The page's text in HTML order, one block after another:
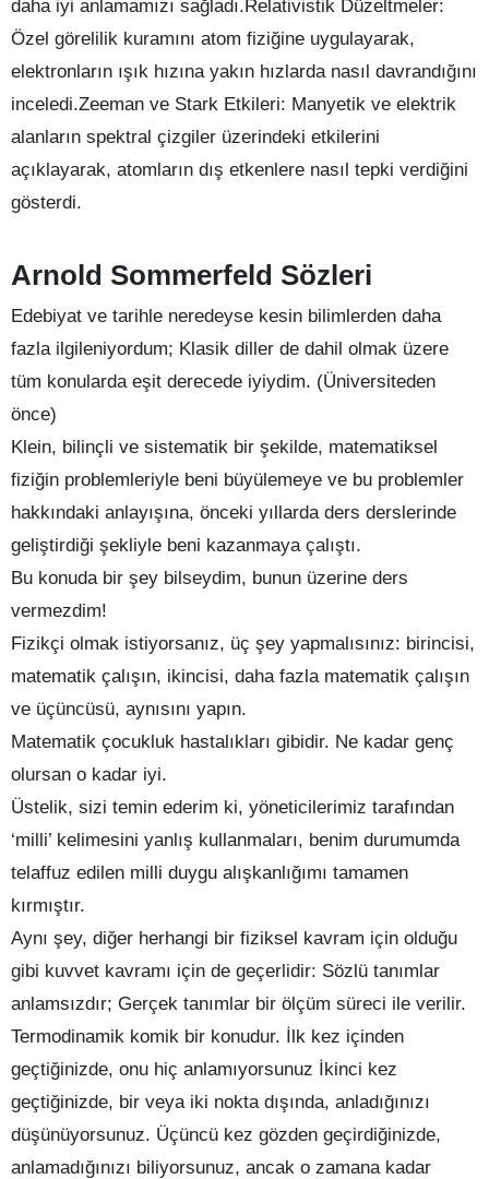
daha iyi anlamamızı sağladı.Relativistik Düzeltmeler:
Özel görelilik kuramını atom fiziğine uygulayarak,
elektronların ışık hızına yakın hızlarda nasıl davrandığını
inceledi.Zeeman ve Stark Etkileri: Manyetik ve elektrik
alanların spektral çizgiler üzerindeki etkilerini
açıklayarak, atomların dış etkenlere nasıl tepki verdiğini
gösterdi.
Arnold Sommerfeld Sözleri
Edebiyat ve tarihle neredeyse kesin bilimlerden daha
fazla ilgileniyordum; Klasik diller de dahil olmak üzere
tüm konularda eşit derecede iyiydim. (Üniversiteden
önce)
Klein, bilinçli ve sistematik bir şekilde, matematiksel
fiziğin problemleriyle beni büyülemeye ve bu problemler
hakkındaki anlayışına, önceki yıllarda ders derslerinde
geliştirdiği şekliyle beni kazanmaya çalıştı.
Bu konuda bir şey bilseydim, bunun üzerine ders
vermezdim!
Fizikçi olmak istiyorsanız, üç şey yapmalısınız: birincisi,
matematik çalışın, ikincisi, daha fazla matematik çalışın
ve üçüncüsü, aynısını yapın.
Matematik çocukluk hastalıkları gibidir. Ne kadar genç
olursan o kadar iyi.
Üstelik, sizi temin ederim ki, yöneticilerimiz tarafından
‘milli’ kelimesini yanlış kullanmaları, benim durumumda
telaffuz edilen milli duygu alışkanlığımı tamamen
kırmıştır.
Aynı şey, diğer herhangi bir fiziksel kavram için olduğu
gibi kuvvet kavramı için de geçerlidir: Sözlü tanımlar
anlamsızdır; Gerçek tanımlar bir ölçüm süreci ile verilir.
Termodinamik komik bir konudur. İlk kez içinden
geçtiğinizde, onu hiç anlamıyorsunuz İkinci kez
geçtiğinizde, bir veya iki nokta dışında, anladığınızı
düşünüyorsunuz. Üçüncü kez gözden geçirdiğinizde,
anlamadığınızı biliyorsunuz, ancak o zamana kadar